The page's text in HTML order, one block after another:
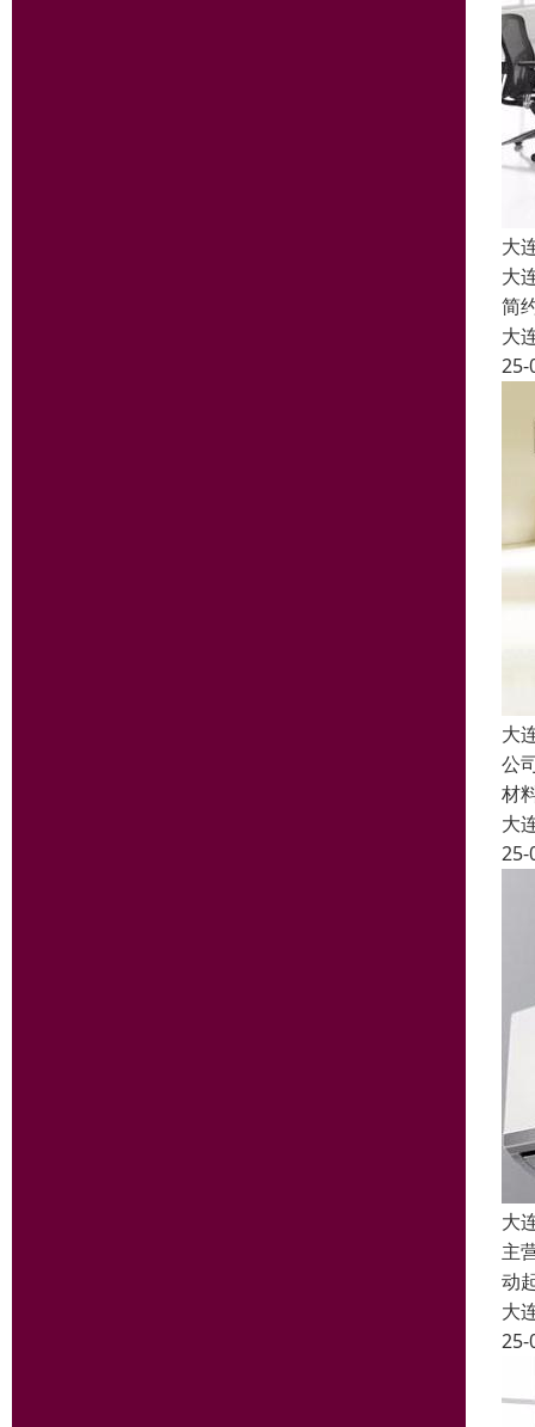
大
大
简
大
25-
大
公
材
大
25-
大
主
动
大
25-